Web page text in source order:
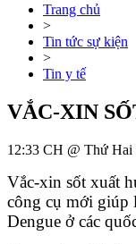
Trang chủ
>
Tin tức sự kiện
>
Tin y tế
VẮC-XIN
12:33 CH @ Thứ Hai
Vắc-xin sốt xuất
công cụ mới giúp
Dengue ở các